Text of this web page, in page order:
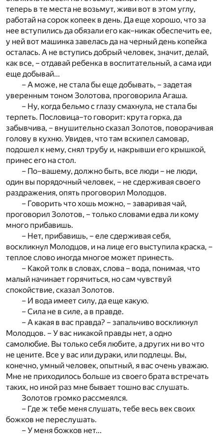
теперь в те места не возьмут, живи вот в этом углу,
работай на сорок копеек в день. Да еще хорошо, что за
нее вступились да обязали его как–никак обеспечить ее,
у ней вот машинка завелась да на черный день копейка
осталась. А не вступись добрый человек, значит, делай,
как все, – отдавай ребенка в воспитательный, а сама иди
еще добывай...
– А може, не стала бы еще добывать, – задетая
уверенным тоном Золотова, проговорила Агаша.
– Ну, когда бельмо с глазу смахнула, не стала бы
терпеть. Пословица–то говорит: крута горка, да
забывчива, – внушительно сказал Золотов, поворачивая
голову в кухню. Увидев, что там вскипел самовар,
подошел к нему, снял трубу и, накрывши его крышкой,
принес его на стол.
– По–вашему, должно быть, все люди – не люди,
один вы порядочный человек, – не сдерживая своего
раздражения, опять проговорил Молодцов.
– Говорить что хошь можно, – заваривая чай,
проговорил Золотов, – только словами едва ли кому
много прибавишь.
– Нет, прибавишь, – еле сдерживая себя,
воскликнул Молодцов, и на лице его выступила краска, –
теплое слово иногда многое может принесть.
– Какой толк в словах, слова – вода, понимая, что
малый начинает горячиться, но сам чувствуй
спокойствие, сказал Золотов.
– И вода имеет силу, да еще какую.
– Сила не в силе, а в правде.
– А какая в вас правда? – запальчиво воскликнул
Молодцов. – У вас никакой правды нет, а одно
самолюбие. Вы только себя любите, а других ни во что
не цените. Все у вас или дураки, или подлецы. Вы,
конечно, умный человек, опытный, я вас очень уважаю.
Мне не приходилось больше из своего брата встречать
таких, но иной раз мне бывает тошно вас слушать.
Золотов громко рассмеялся.
– Где ж тебе меня слушать, тебе весь век своих
божков не переслушать.
– У меня божков нет...